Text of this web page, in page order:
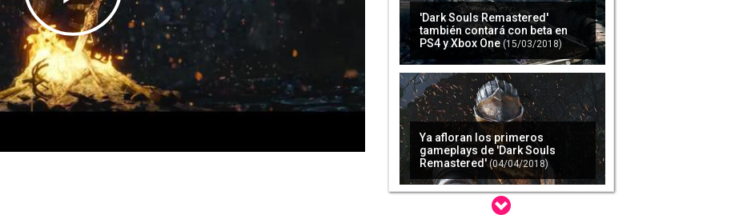
Play
Video
'Dark Souls Remastered'
también contará con beta en
PS4 y Xbox One (15/03/2018)
Ya afloran los primeros
gameplays de 'Dark Souls
Remastered' (04/04/2018)